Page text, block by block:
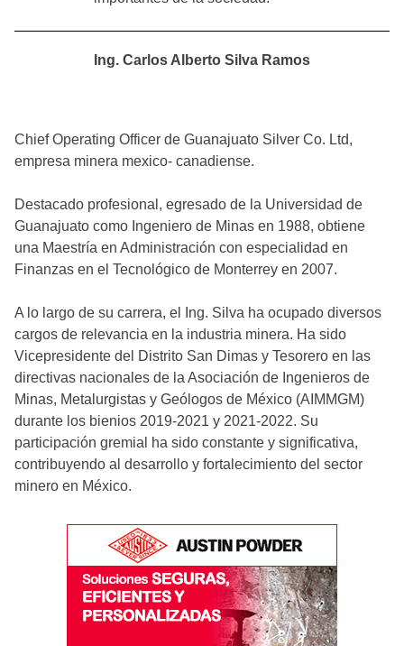
Ing. Carlos Alberto Silva Ramos
Chief Operating Officer de Guanajuato Silver Co. Ltd,
empresa minera mexico- canadiense.
Destacado profesional, egresado de la Universidad de
Guanajuato como Ingeniero de Minas en 1988, obtiene
una Maestría en Administración con especialidad en
Finanzas en el Tecnológico de Monterrey en 2007.
A lo largo de su carrera, el Ing. Silva ha ocupado diversos
cargos de relevancia en la industria minera. Ha sido
Vicepresidente del Distrito San Dimas y Tesorero en las
directivas nacionales de la Asociación de Ingenieros de
Minas, Metalurgistas y Geólogos de México (AIMMGM)
durante los bienios 2019-2021 y 2021-2022. Su
participación gremial ha sido constante y significativa,
contribuyendo al desarrollo y fortalecimiento del sector
minero en México.